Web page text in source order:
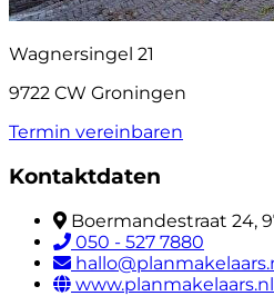
Wagnersingel 21
9722 CW Groningen
Termin vereinbaren
Kontaktdaten
Boermandestraat 24,
050 - 527 7880
www.planmakelaars.nl